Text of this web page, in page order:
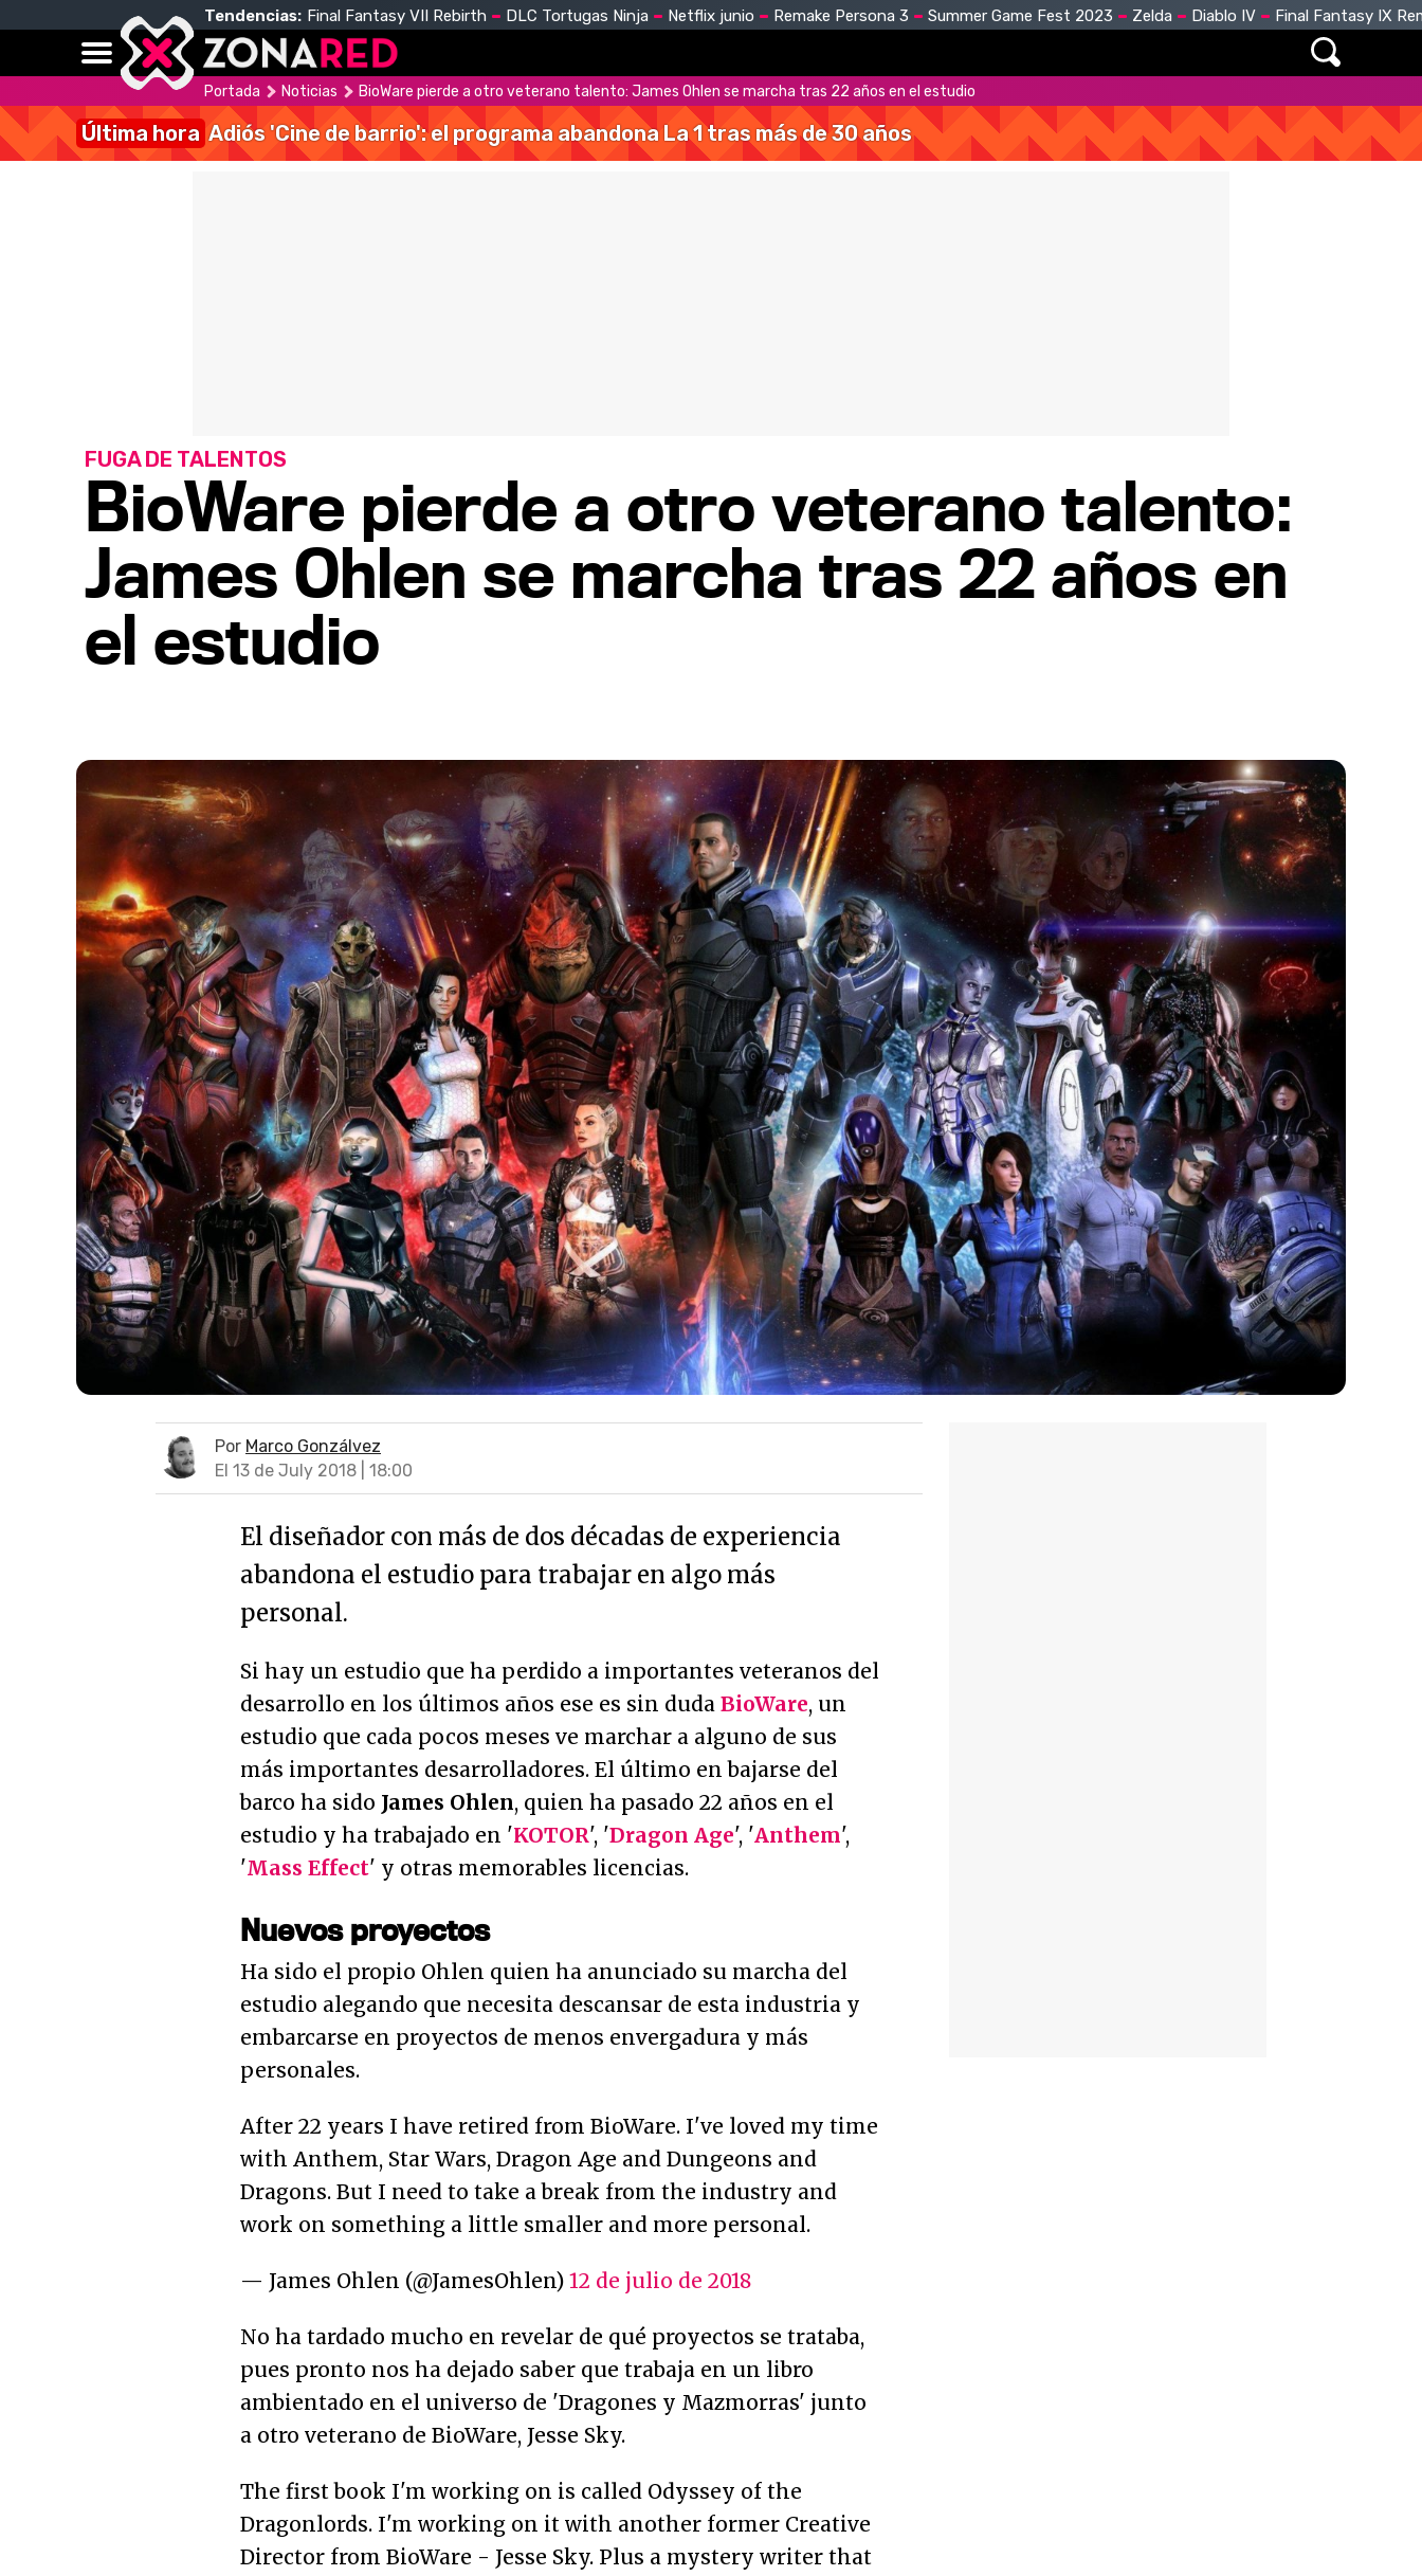
Tendencias: Final Fantasy VII Rebirth DLC Tortugas Ninja Netflix junio Remake Persona 3 Summer Game Fest 2023 Zelda Diablo IV Final Fantasy IX
Portada Noticias BioWare pierde a otro veterano talento: James Ohlen se marcha tras 22 años en el estudio
Última hora Adiós 'Cine de barrio': el programa abandona La 1 tras más de 30 años
BioWare pierde a otro veterano talento:
James Ohlen se marcha tras 22 años en
el estudio
FUGA DE TALENTOS
Por Marco Gonzálvez
El 13 de July 2018 | 18:00
El diseñador con más de dos décadas de experiencia
abandona el estudio para trabajar en algo más
personal.
Si hay un estudio que ha perdido a importantes veteranos del
desarrollo en los últimos años ese es sin duda BioWare, un
estudio que cada pocos meses ve marchar a alguno de sus
más importantes desarrolladores. El último en bajarse del
barco ha sido James Ohlen, quien ha pasado 22 años en el
estudio y ha trabajado en 'KOTOR', 'Dragon Age', 'Anthem',
'Mass Effect' y otras memorables licencias.
Nuevos proyectos
Ha sido el propio Ohlen quien ha anunciado su marcha del
estudio alegando que necesita descansar de esta industria y
embarcarse en proyectos de menos envergadura y más
personales.
After 22 years I have retired from BioWare. I've loved my time
with Anthem, Star Wars, Dragon Age and Dungeons and
Dragons. But I need to take a break from the industry and
work on something a little smaller and more personal.
— James Ohlen (@JamesOhlen) 12 de julio de 2018
No ha tardado mucho en revelar de qué proyectos se trataba,
pues pronto nos ha dejado saber que trabaja en un libro
ambientado en el universo de 'Dragones y Mazmorras' junto
a otro veterano de BioWare, Jesse Sky.
The first book I'm working on is called Odyssey of the
Dragonlords. I'm working on it with another former Creative
Director from BioWare - Jesse Sky. Plus a mystery writer that